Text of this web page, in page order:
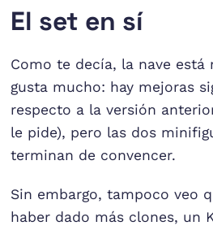
El set en sí
Como te decía, la nave está
gusta mucho: hay mejoras
respecto a la versión
le pide), pero las dos
terminan de convencer.
Sin embargo, tampoco veo
haber dado más clones, un